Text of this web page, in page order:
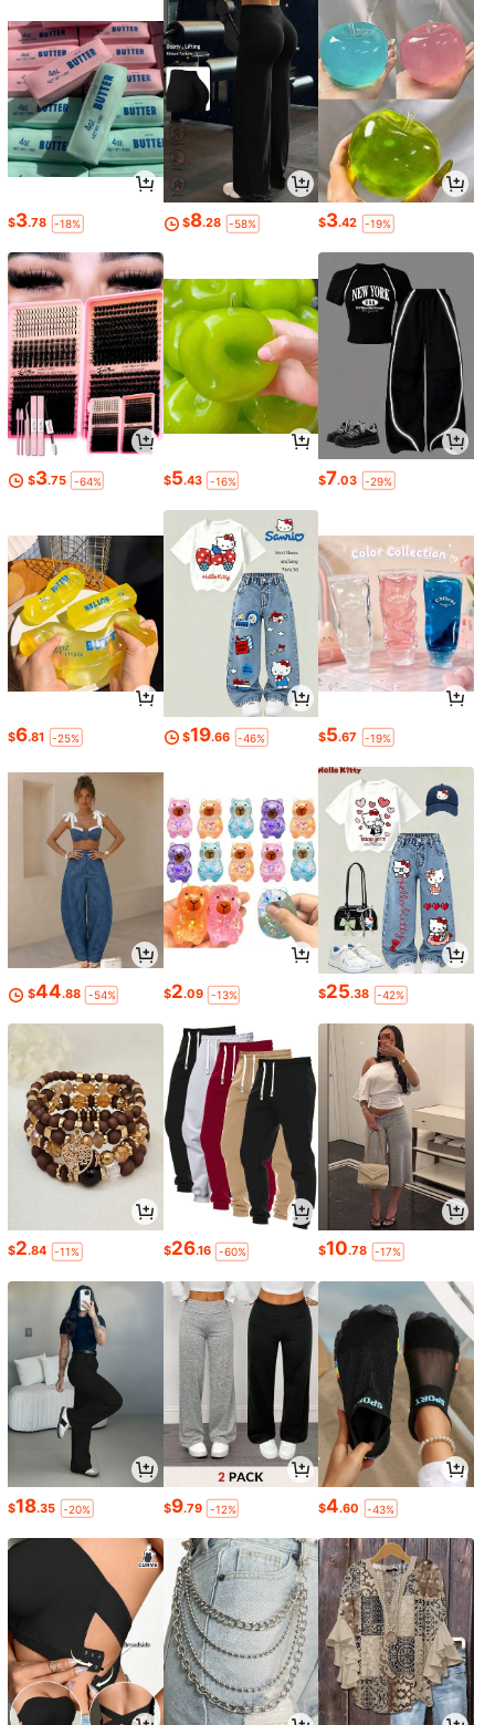
$3.78 -18% $8.28 -58% $3.42 -19%
$3.75 -64% $5.43 -16% $7.03 -29%
$6.81 -25% $19.66 -46% $5.67 -19%
$44.88 -54% $2.09 -13% $25.38 -42%
$2.84 -11% $26.16 -60% $10.78 -17%
$18.35 -20% $9.79 -12% $4.60 -43%